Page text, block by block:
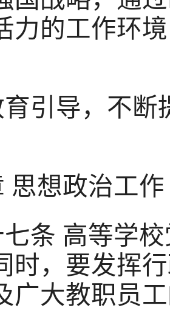
力的工作环
引导，不断
思想政治工作
条 高等学
时，要发挥
广大教职员